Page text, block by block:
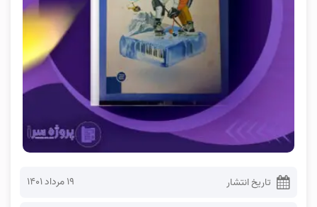
تاریخ انتشار ۱۹ مرداد ۱۴۰۱